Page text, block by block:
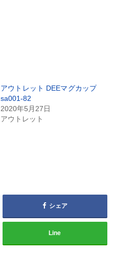
アウトレット DEEマグカップ
sa001-82
2020年5月27日
アウトレット
シェア
Line